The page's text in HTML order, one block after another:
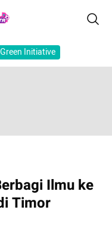
Green Initiative
Ilmu ke
Timor